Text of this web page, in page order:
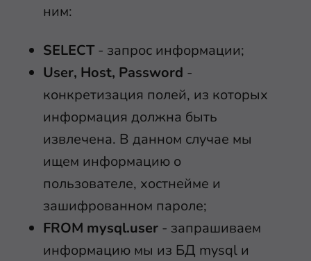
ним:
SELECT- запрос информации;
User, Host, Password -
конкретизация полей, из которых
информация должна быть
извлечена. В данном случае мы
ищем информацию о
пользователе, хостнейме и
зашифрованном пароле;
FROM mysql.user - запрашиваем
информацию мы из БД mysql и